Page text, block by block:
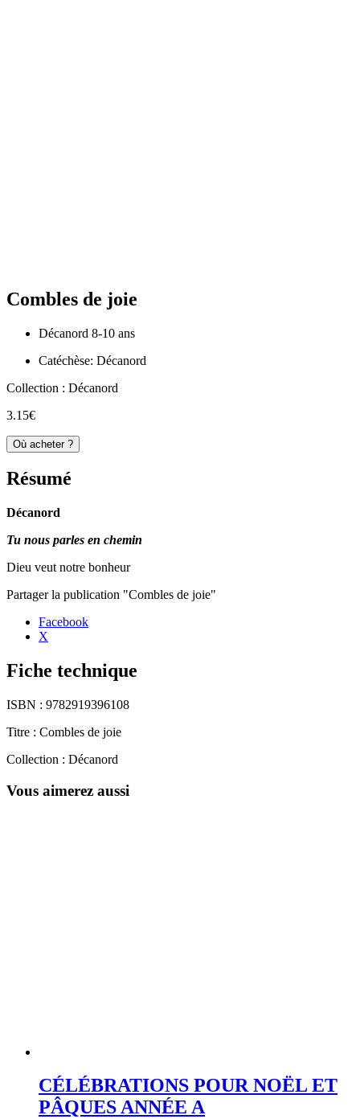
Combles de joie
Décanord 8-10 ans
Catéchèse: Décanord
Collection : Décanord
3.15€
Où acheter ?
Résumé
Décanord
Tu nous parles en chemin
Dieu veut notre bonheur
Partager la publication "Combles de joie"
Facebook
X
Fiche technique
ISBN : 9782919396108
Titre : Combles de joie
Collection : Décanord
Vous aimerez aussi
CÉLÉBRATIONS POUR NOËL ET
PÂQUES ANNÉE A